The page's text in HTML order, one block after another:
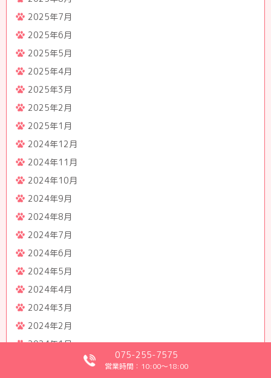
2025年7月
2025年6月
2025年5月
2025年4月
2025年3月
2025年2月
2025年1月
2024年12月
2024年11月
2024年10月
2024年9月
2024年8月
2024年7月
2024年6月
2024年5月
2024年4月
2024年3月
2024年2月
2024年1月
075-255-7575
営業時間：10:00～18:00